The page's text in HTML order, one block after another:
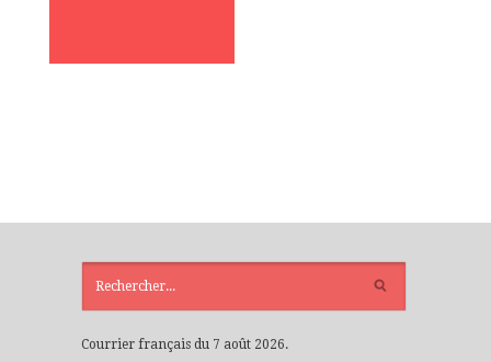
Courrier français du 7 août 2026.